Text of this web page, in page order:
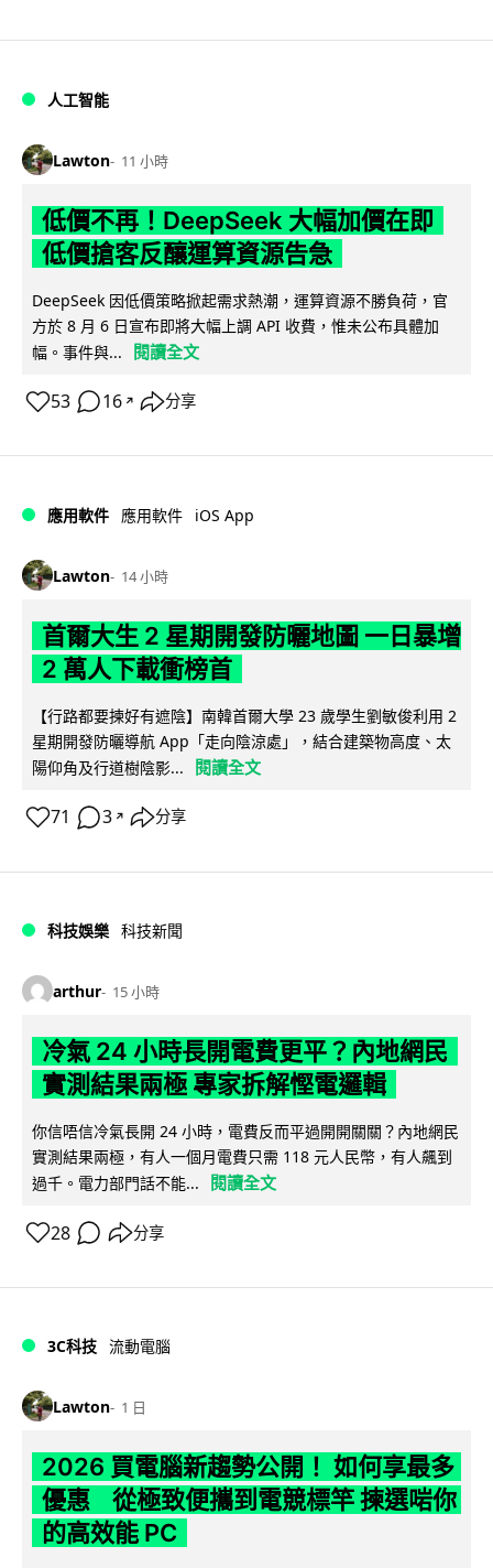
人工智能
Lawton 11 小時
低價不再！DeepSeek 大幅加價在即
低價搶客反釀運算資源告急
DeepSeek 因低價策略掀起需求熱潮，運算資源不勝負荷，官
方於 8 月 6 日宣布即將大幅上調 API 收費，惟未公布具體加
幅。事件與...
閱讀全文
53 16 ↗ 分享
應用軟件 應用軟件 iOS App
Lawton 14 小時
首爾大生 2 星期開發防曬地圖 一日暴增
2 萬人下載衝榜首
【行路都要揀好有遮陰】南韓首爾大學 23 歲學生劉敏俊利用 2
星期開發防曬導航 App「走向陰涼處」，結合建築物高度、太
陽仰角及行道樹陰影...
閱讀全文
71 3 ↗ 分享
科技娛樂 科技新聞
arthur 15 小時
冷氣 24 小時長開電費更平？內地網民
實測結果兩極 專家拆解慳電邏輯
你信唔信冷氣長開 24 小時，電費反而平過開開關關？內地網民
實測結果兩極，有人一個月電費只需 118 元人民幣，有人飆到
過千。電力部門話不能...
閱讀全文
28 分享
3C科技 流動電腦
Lawton 1 日
2026 買電腦新趨勢公開！ 如何享最多
優惠 從極致便攜到電競標竿 揀選啱你
的高效能 PC